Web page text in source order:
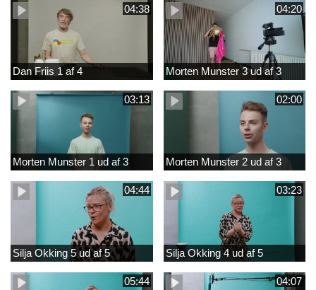
04:38
Dan Friis 1 af 4
04:20
Morten Munster 3 ud af 3
03:13
Morten Munster 1 ud af 3
02:00
Morten Munster 2 ud af 3
04:44
Silja Okking 5 ud af 5
03:23
Silja Okking 4 ud af 5
05:44 04:07